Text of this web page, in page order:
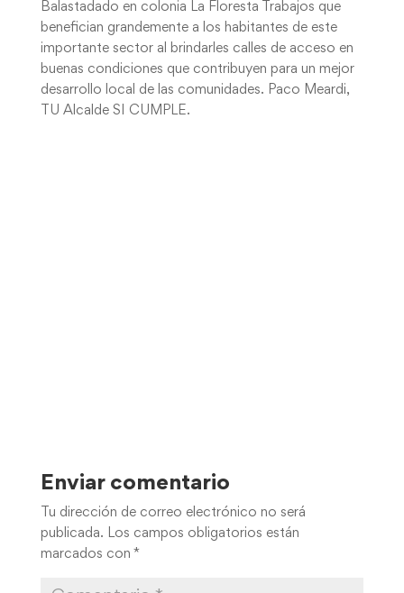
Balastadado en colonia La Floresta Trabajos que
benefician grandemente a los habitantes de este
importante sector al brindarles calles de acceso en
buenas condiciones que contribuyen para un mejor
desarrollo local de las comunidades. Paco Meardi,
TU Alcalde SI CUMPLE.
Enviar comentario
Tu dirección de correo electrónico no será
publicada.
Los campos obligatorios están
marcados con *